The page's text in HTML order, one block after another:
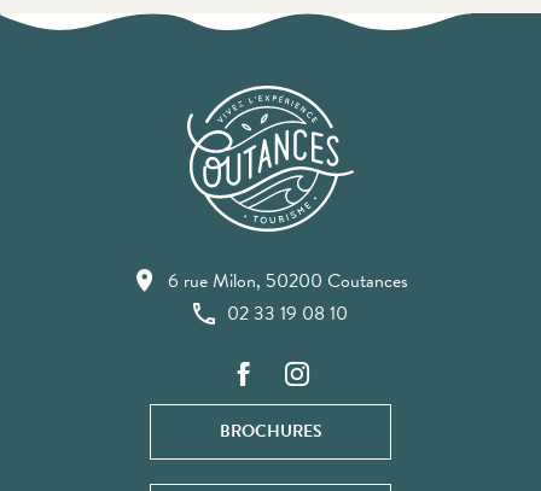
6 rue Milon, 50200 Coutances
02 33 19 08 10
BROCHURES